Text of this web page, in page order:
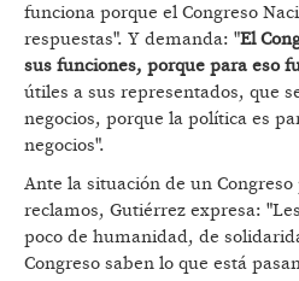
funciona porque el Congreso
respuestas". Y demanda: "El
sus funciones, porque para eso
útiles a sus representados, que
negocios, porque la política es
negocios".
Ante la situación de un
reclamos, Gutiérrez expresa:
poco de humanidad, de
Congreso saben lo que está